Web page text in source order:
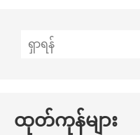
ထုတ်ကုန်များ